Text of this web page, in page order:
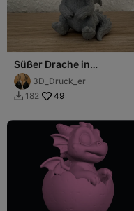
Süßer Drache in
Strickoptik
3D_Druck_er
 182 49